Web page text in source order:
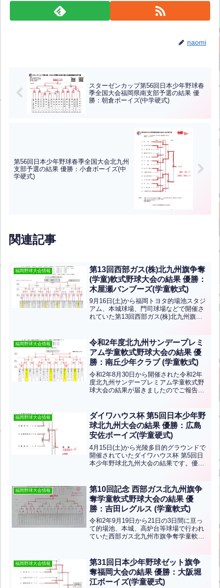
naomi
スターゼンカップ第56回日本少年野球春
季全国大会福岡県南支部予選の結果 優
勝：朝倉ボーイズ(中学硬式)
第56回日本少年野球春季全国大会北九州
支部予選の結果 優勝：小倉ボーイズ(中
学硬式)
関連記事
福岡野球大会情報
第13回西部ガス(株)北九州旗争奪
(学童)軟式野球大会の結果 優勝：
木屋瀬バンブーズ(学童軟式)
9月16日(土)から福岡トヨタ的場池スタジ
アム、本城球場、門司球場などで開催さ
れていた第13回西部ガス(株)北九州旗争
イヤーズです。おめでとうございます！
福岡野球大会情報
令和2年度北九州サンデープレミ
アム学童軟式野球大会の結果 優
勝：南丘少年クラブ (学童軟式)
令和2年8月30日から開催された令和2年
度北九州サンデープレミアム学童軟式野
球大会の結果が届きましたのでご報告い
の皆さんおめでとうございます。＝＝＝
＝＝＝＝＝＝＝＝＝＝...全文はクリック
福岡野球大会情報
ダイワハウス杯 第5回日本少年野
球北九州大会の結果 優勝：広島
安佐ボーイズ(学童硬式)
4月15日(土)から光陵多目的グラウンドで
開催されていたダイワハウス杯 第5回日
本少年野球北九州大会の結果です。優勝
九州支部から上津役ボーイズが出場しま
した！ ※雨天の...全文はクリック
福岡野球大会情報
第10回記念 西部ガス北九州旗争
奪学童軟式野球大会の結果 優
勝：吉田レグルス (学童軟式)
令和2年9月19日から21日の3日間に亘っ
て的場池、本城、高炉台等球場で行われ
ていた西部ガス北九州市旗争奪学童軟式
めでとうございます！＝＝＝＝＝＝＝＝
＝＝＝＝＝＝＝＝＝...全文はクリック
福岡野球大会情報
第31回日本少年野球ゼット旗争
奪福岡大会の結果 優勝：大阪堀
江ボーイズ(学童硬式)